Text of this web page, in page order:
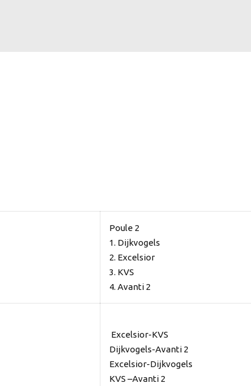
Poule 2
1. Dijkvogels
2. Excelsior
3. KVS
4. Avanti 2
Excelsior-KVS
Dijkvogels-Avanti 2
Excelsior-Dijkvogels
KVS –Avanti 2